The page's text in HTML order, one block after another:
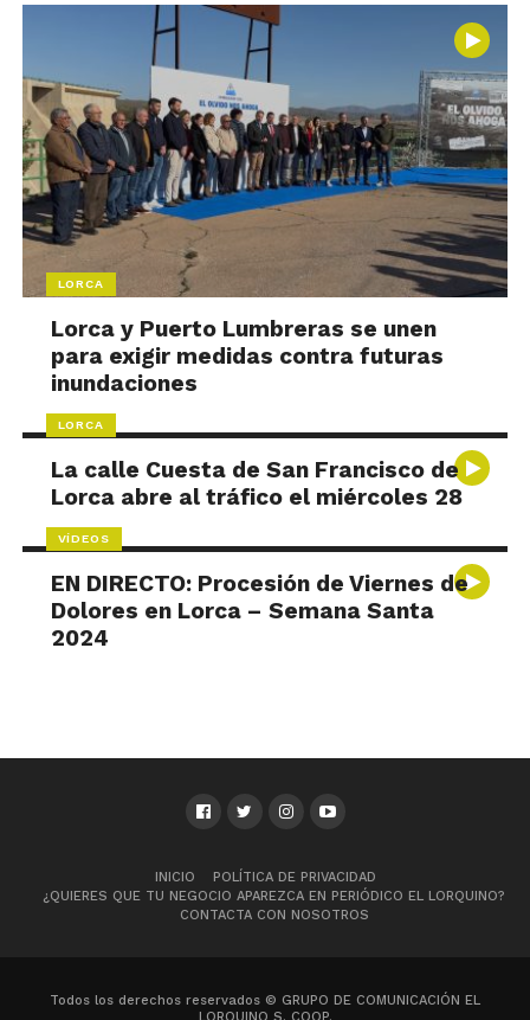
LORCA
Lorca y Puerto Lumbreras se unen
para exigir medidas contra futuras
inundaciones
LORCA
La calle Cuesta de San Francisco de
Lorca abre al tráfico el miércoles 28
VÍDEOS
EN DIRECTO: Procesión de Viernes de
Dolores en Lorca – Semana Santa
2024
INICIO
POLÍTICA DE PRIVACIDAD
¿QUIERES QUE TU NEGOCIO APAREZCA EN PERIÓDICO EL LORQUINO?
CONTACTA CON NOSOTROS
Todos los derechos reservados © GRUPO DE COMUNICACIÓN EL
LORQUINO S. COOP.